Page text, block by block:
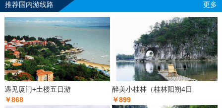
推荐国内游线路
更多
遇见厦门+土楼五日游
￥868
醉美小桂林（桂林阳朔4日
￥899